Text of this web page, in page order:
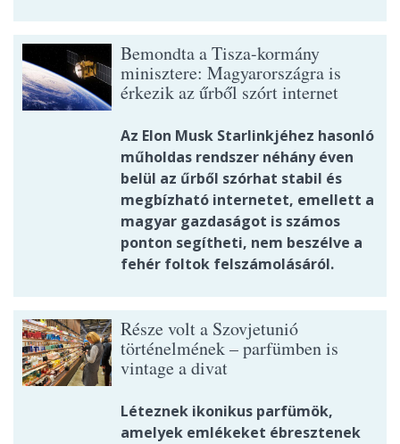
Bemondta a Tisza-kormány
minisztere: Magyarországra is
érkezik az űrből szórt internet
Az Elon Musk Starlinkjéhez hasonló
műholdas rendszer néhány éven
belül az űrből szórhat stabil és
megbízható internetet, emellett a
magyar gazdaságot is számos
ponton segítheti, nem beszélve a
fehér foltok felszámolásáról.
Része volt a Szovjetunió
történelmének – parfümben is
vintage a divat
Léteznek ikonikus parfümök,
amelyek emlékeket ébresztenek